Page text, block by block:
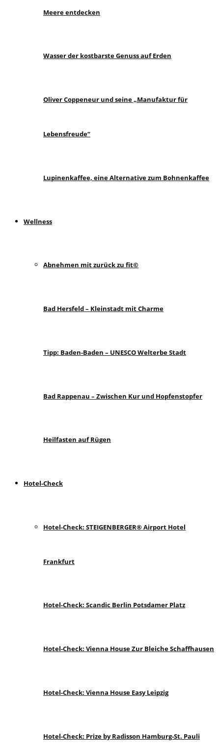
Meere entdecken
Wasser der kostbarste Genuss auf Erden
Oliver Coppeneur und seine „Manufaktur für
Lebensfreude“
Lupinenkaffee, eine Alternative zum Bohnenkaffee
Wellness
Abnehmen mit zurück zu fit©
Bad Hersfeld – Kleinstadt mit Charme
Tipp: Baden-Baden – UNESCO Welterbe Stadt
Bad Rappenau – Zwischen Kur und Hopfenstopfer
Heilfasten auf Rügen
Hotel-Check
Hotel-Check: STEIGENBERGER® Airport Hotel
Frankfurt
Hotel-Check: Scandic Berlin Potsdamer Platz
Hotel-Check: Vienna House Zur Bleiche Schaffhausen
Hotel-Check: Vienna House Easy Leipzig
Hotel-Check: Prize by Radisson Hamburg-St. Pauli